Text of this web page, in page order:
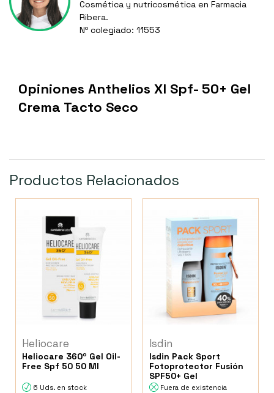
Cosmética y nutricosmética en Farmacia
Ribera.
Nº colegiado: 11553
Opiniones Anthelios Xl Spf- 50+ Gel
Crema Tacto Seco
Productos Relacionados
Heliocare
Heliocare 360º Gel Oil-
Free Spf 50 50 Ml
6 Uds. en stock
Isdin
Isdin Pack Sport
Fotoprotector Fusión
SPF50+ Gel
Fuera de existencia